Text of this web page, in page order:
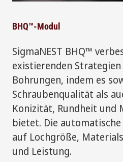
BHQ™-Modul
SigmaNEST BHQ™
existierenden Strategien
Bohrungen, indem es
Schraubenqualität als
Konizität, Rundheit und
bietet. Die
auf Lochgröße,
und Leistung.